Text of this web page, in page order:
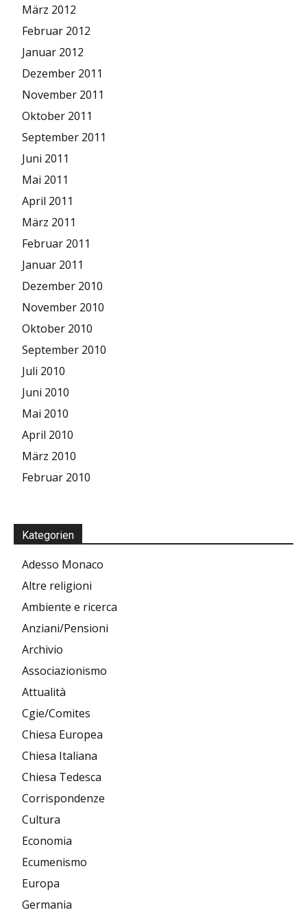
März 2012
Februar 2012
Januar 2012
Dezember 2011
November 2011
Oktober 2011
September 2011
Juni 2011
Mai 2011
April 2011
März 2011
Februar 2011
Januar 2011
Dezember 2010
November 2010
Oktober 2010
September 2010
Juli 2010
Juni 2010
Mai 2010
April 2010
März 2010
Februar 2010
Kategorien
Adesso Monaco
Altre religioni
Ambiente e ricerca
Anziani/Pensioni
Archivio
Associazionismo
Attualità
Cgie/Comites
Chiesa Europea
Chiesa Italiana
Chiesa Tedesca
Corrispondenze
Cultura
Economia
Ecumenismo
Europa
Germania